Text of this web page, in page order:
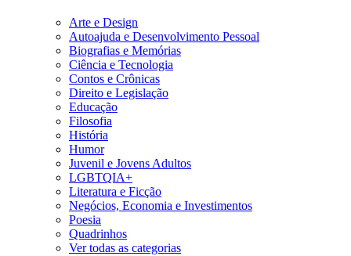
Arte e Design
Autoajuda e Desenvolvimento Pessoal
Biografias e Memórias
Ciência e Tecnologia
Contos e Crônicas
Direito e Legislação
Educação
Filosofia
História
Humor
Juvenil e Jovens Adultos
LGBTQIA+
Literatura e Ficção
Negócios, Economia e Investimentos
Poesia
Quadrinhos
Ver todas as categorias